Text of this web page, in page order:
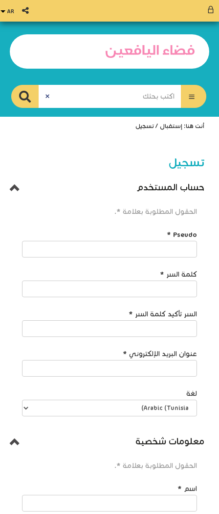
أنت هنا: إستقبال / تسجيل
تسجيل
حساب المستخدم
الحقول المطلوبة بعلامة *.
Pseudo
*
كلمة السر *
السر تأكيد كلمة السر *
عنوان البريد الإلكتروني *
لغة
معلومات شخصية
الحقول المطلوبة بعلامة *.
اسم *